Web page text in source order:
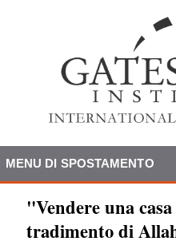
MENU DI SPOSTAMENTO
"Vendere una
tradimento di